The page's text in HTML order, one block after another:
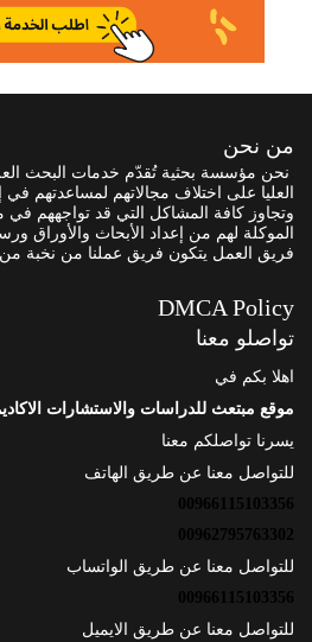
من نحن
نحن مؤسسة بحثية تُقدّم خدمات البحث
العليا على اختلاف مجالاتهم لمساعدتهم
وتجاوز كافة المشاكل التي قد تواجههم في
الموكلة لهم من إعداد الأبحاث والأوراق
فريق العمل يتكون فريق عملنا من نخبة من
DMCA Policy
تواصلو معنا
اهلا بكم في
موقع مبتعث للدراسات والاستشارات
يسرنا تواصلكم معنا
للتواصل معنا عن طريق الهاتف
00966115103356
00962795763302
للتواصل معنا عن طريق الواتساب
00966115103356
للتواصل معنا عن طريق الايميل